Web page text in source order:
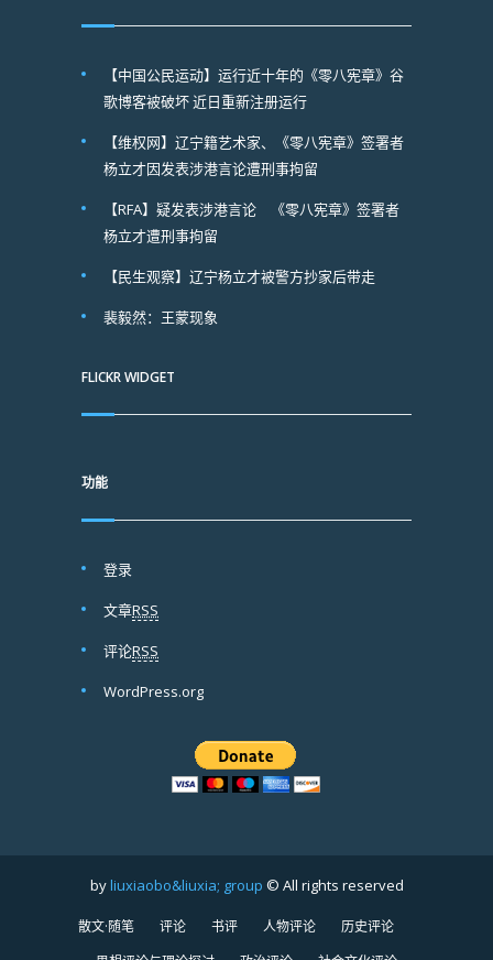
【中国公民运动】运行近十年的《零八宪章》谷
歌博客被破坏 近日重新注册运行
【维权网】辽宁籍艺术家、《零八宪章》签署者
杨立才因发表涉港言论遭刑事拘留
【RFA】疑发表涉港言论 《零八宪章》签署者
杨立才遭刑事拘留
【民生观察】辽宁杨立才被警方抄家后带走
裴毅然：王蒙现象
FLICKR WIDGET
功能
登录
文章RSS
评论RSS
WordPress.org
byliuxiaobo&liuxia; group © All rights reserved
散文·随笔 评论 书评 人物评论
历史评论